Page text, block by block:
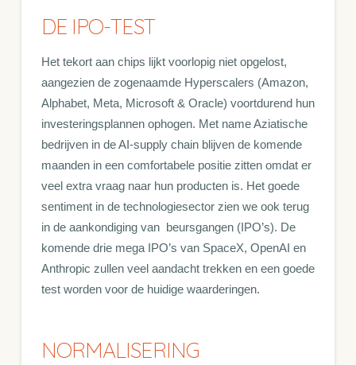
DE IPO-TEST
Het tekort aan chips lijkt voorlopig niet opgelost,
aangezien de zogenaamde Hyperscalers (Amazon,
Alphabet, Meta, Microsoft & Oracle) voortdurend hun
investeringsplannen ophogen. Met name Aziatische
bedrijven in de AI-supply chain blijven de komende
maanden in een comfortabele positie zitten omdat er
veel extra vraag naar hun producten is. Het goede
sentiment in de technologiesector zien we ook terug
in de aankondiging van beursgangen (IPO’s). De
komende drie mega IPO’s van SpaceX, OpenAI en
Anthropic zullen veel aandacht trekken en een goede
test worden voor de huidige waarderingen.
NORMALISERING